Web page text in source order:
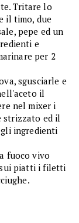
Tritare lo
il timo, due
pepe ed un
e
per 2
sgusciarle e
il
nel mixer i
strizzato ed il
ingredienti
fuoco vivo
piatti i filetti